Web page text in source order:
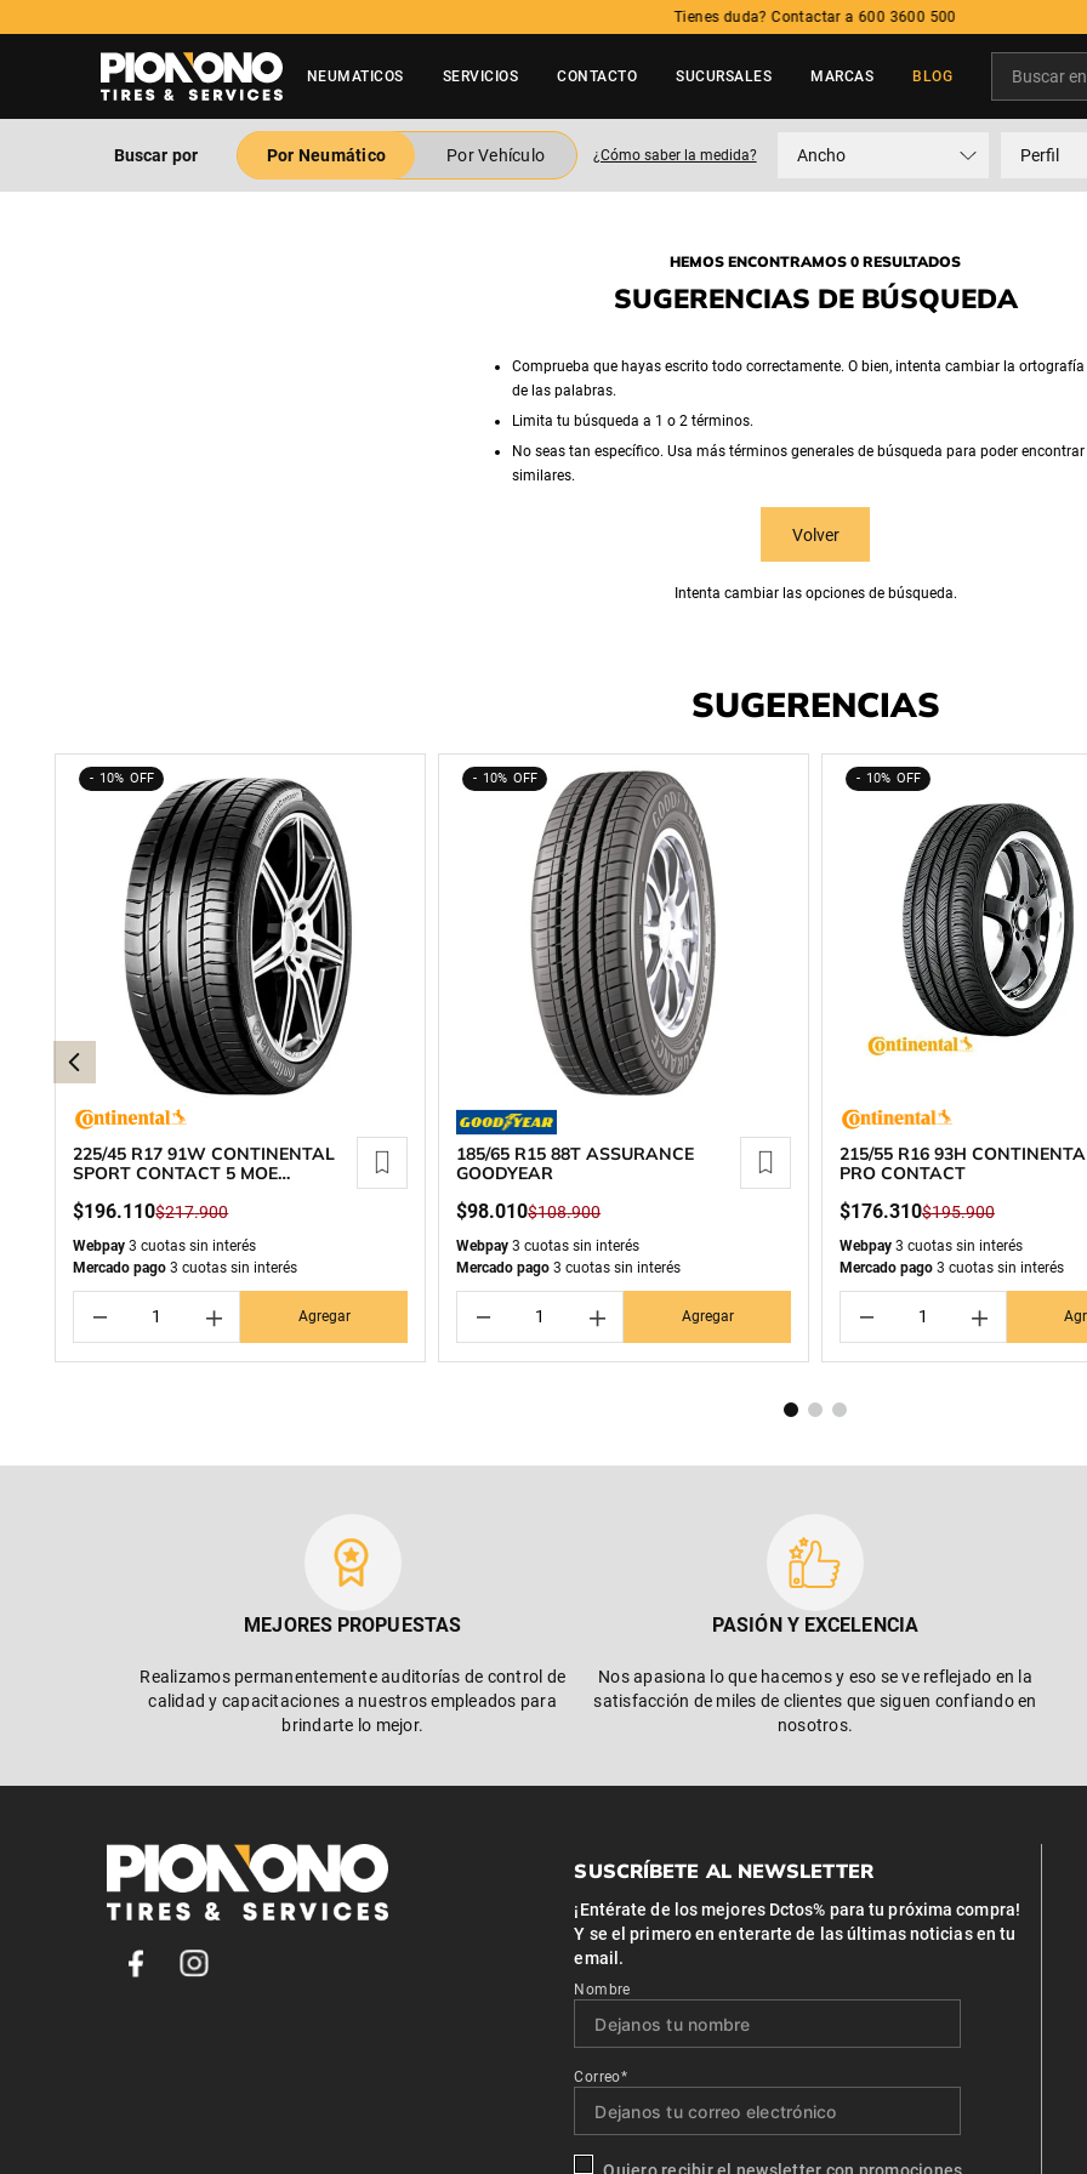
Tienes duda? Contactar a 600 3600 500
NEUMATICOS SERVICIOS CONTACTO SUCURSALES MARCAS BLOG
Buscar por Por Neumático Por Vehículo ¿Cómo saber la medida? Ancho Perfil
HEMOS ENCONTRAMOS 0 RESULTADOS
SUGERENCIAS DE BÚSQUEDA
Comprueba que hayas escrito todo correctamente. O bien, intenta cambiar la
de las palabras.
Limita tu búsqueda a 1 o 2 términos.
No seas tan específico. Usa más términos generales de búsqueda para poder
similares.
Volver
Intenta cambiar las opciones de búsqueda.
SUGERENCIAS
10%
225/45 R17 91W CONTINENTAL
SPORT CONTACT 5 MOE
$196.110$217.900
Webpay 3 cuotas sin interés
Mercado pago 3 cuotas sin interés
＋
－ Agregar
10%
185/65 R15 88T ASSURANCE
GOODYEAR
$98.010$108.900
Webpay 3 cuotas sin interés
Mercado pago 3 cuotas sin interés
＋
－ Agregar
10%
215/55 R16 93H
PRO CONTACT
$176.310$195.900
Webpay 3 cuotas sin interés
Mercado pago 3 cuotas sin interés
＋
－
MEJORES PROPUESTAS
Realizamos permanentemente auditorías de control de
calidad y capacitaciones a nuestros empleados para
brindarte lo mejor.
PASIÓN Y EXCELENCIA
Nos apasiona lo que hacemos y eso se ve reflejado en la
satisfacción de miles de clientes que siguen confiando en
nosotros.
SUSCRÍBETE AL NEWSLETTER
¡Entérate de los mejores Dctos% para tu próxima compra!
Y se el primero en enterarte de las últimas noticias en tu
email.
Nombre
Correo*
TÉRMINOS MÁS BUSCADOS
. neumatico
235